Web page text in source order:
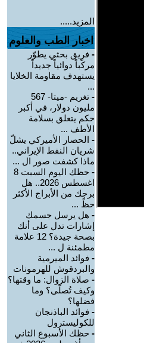
المزيد.....
اخبار الطب والعلوم
- فريق بحثي يطوّر
مركّباً دوائياً جديداً
يستهدف مقاومة الخلايا
...
-
تغريم -ميتا- 567
مليون دولار، في أكبر
حكم يتعلق بسلامة
الأطف ...
- الحصار الأميركي يشلّ
شريان النفط الإيراني..
ماذا كشفت صور ال ...
-
حظك اليوم السبت 8
اغسطس 2026.. هل
برجك من الأبراج الأكثر
حظً ...
- هل يرسل جسمك
إشارات تدل على أنك
بصحة جيدة؟ 12 علامة
مطمئنة ل ...
- فوائد الميرمية
والبردقوش للهرمونات
- صلاة الزوال: ما وقتها؟
وكيف تُصلّى؟ وما
فضلها؟
- فوائد الباذنجان
للكوليسترول
- حظك الأسبوع الثاني